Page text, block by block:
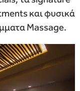
και φυσικά
Massage.